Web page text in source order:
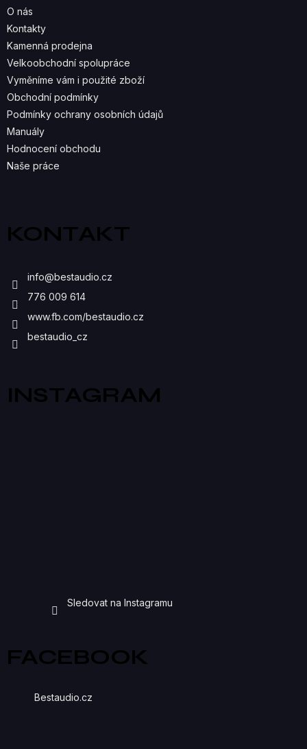
R
V
O nás
Kontakty
Kamenná prodejna
Velkoobchodní spolupráce
Vyměníme vám i použité zboží
Obchodní podmínky
Podmínky ochrany osobních údajů
Manuály
Hodnocení obchodu
Naše práce
KONTAKT
info@bestaudio.cz
776 009 614
www.fb.com/bestaudio.cz
bestaudio_cz
INSTAGRAM
Sledovat na Instagramu
FACEBOOK
Bestaudio.cz